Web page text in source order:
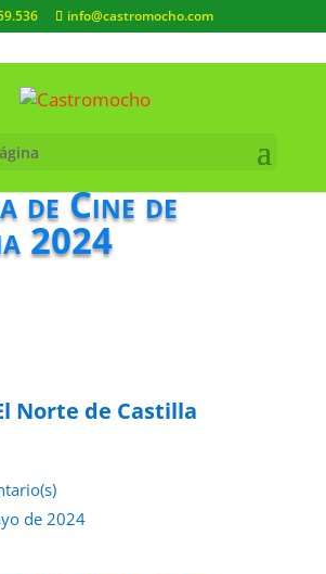
info@castromocho.com
de Cine de
2024
Norte de Castilla
de 2024